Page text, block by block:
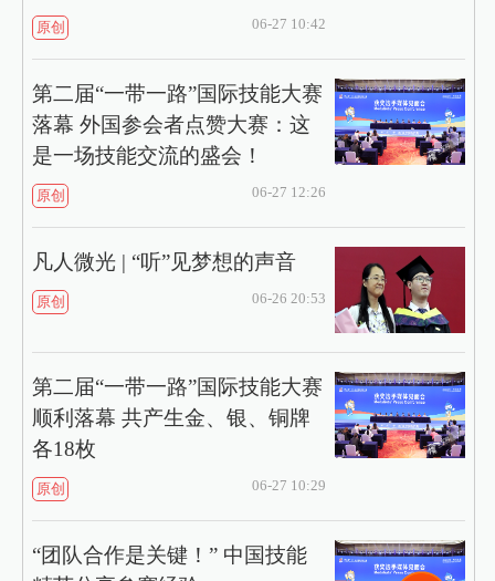
原创 06-27 10:42
第二届“一带一路”国际技能大赛
落幕 外国参会者点赞大赛：这
是一场技能交流的盛会！
原创 06-27 12:26
凡人微光 | “听”见梦想的声音
原创 06-26 20:53
第二届“一带一路”国际技能大赛
顺利落幕 共产生金、银、铜牌
各18枚
原创 06-27 10:29
“团队合作是关键！” 中国技能